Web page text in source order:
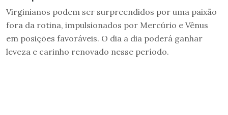
Virginianos podem ser surpreendidos por uma paixão
fora da rotina, impulsionados por Mercúrio e Vênus
em posições favoráveis. O dia a dia poderá ganhar
leveza e carinho renovado nesse período.